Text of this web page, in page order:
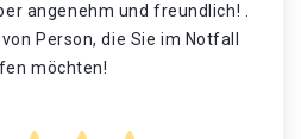
angenehm und freundlich! .
Person, die Sie im Notfall
möchten!